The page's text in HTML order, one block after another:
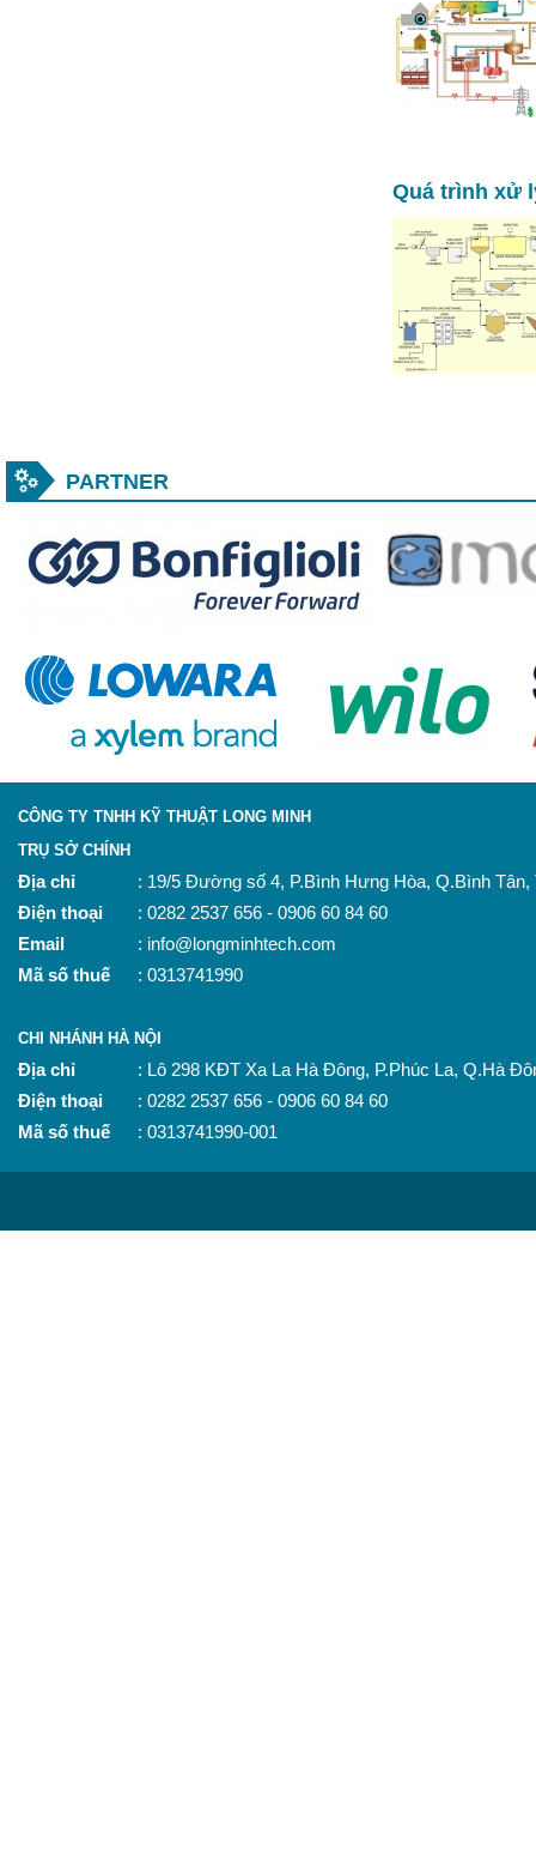
Quá trình xử
PARTNER
CÔNG TY TNHH KỸ THUẬT LONG MINH
TRỤ SỞ CHÍNH
Địa chỉ
: 19/5 Đường số 4, P.Bình Hưng Hòa, Q.Bình Tân,
Điện thoại
: 0282 2537 656 - 0906 60 84 60
Email
: info@longminhtech.com
Mã số thuế
: 0313741990
CHI NHÁNH HÀ NỘI
Địa chỉ
: Lô 298 KĐT Xa La Hà Đông, P.Phúc La, Q.Hà
Điện thoại
: 0282 2537 656 - 0906 60 84 60
Mã số thuế
: 0313741990-001